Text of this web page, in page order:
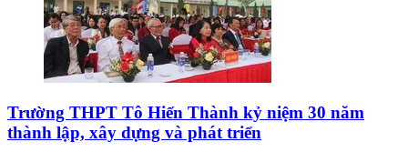
Trường THPT Tô Hiến Thành kỷ niệm 30 năm
thành lập, xây dựng và phát triển